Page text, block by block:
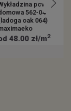
pcv
562-04
oak 064)
48.00 zł/m2